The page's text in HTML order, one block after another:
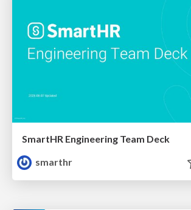
SmartHR Engineering Team Deck
smarthr